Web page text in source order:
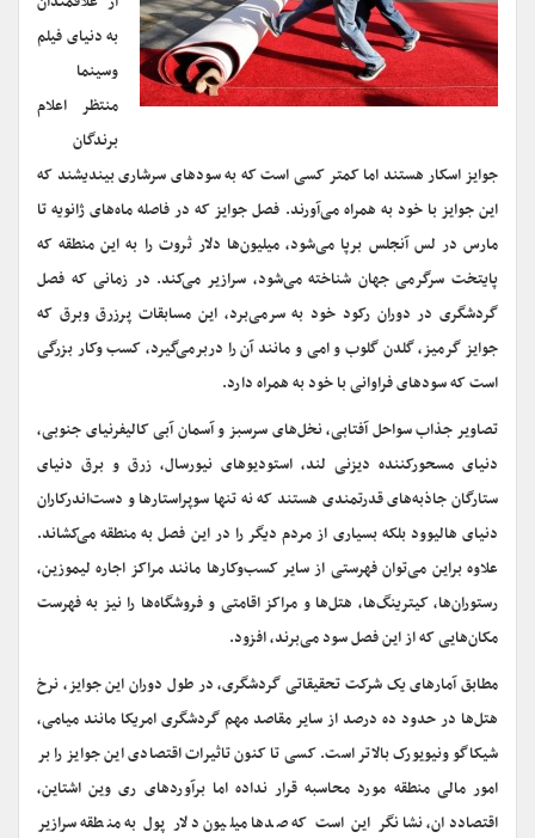
به دنیای فیلم
وسینما
منتظر اعلام
برندگان
جوایز اسکار هستند اما کمتر کسی است که به سودهای سرشاری بیندیشند که
این جوایز با خود به همراه می‌آورند. فصل جوایز که در فاصله ماه‌های ژانویه تا
مارس در لس آنجلس برپا می‌شود، میلیون‌ها دلار ثروت را به این منطقه که
پایتخت سرگرمی جهان شناخته می‌شود، سرازیر می‌کند. در زمانی که فصل
گردشگری در دوران رکود خود به سرمی‌برد، این مسابقات پرزرق وبرق که
جوایز گرمیز، گلدن گلوب و امی و مانند آن را دربرمی‌گیرد، کسب وکار بزرگی
است که سودهای فراوانی با خود به همراه دارد.
تصاویر جذاب سواحل آفتابی، نخل‌های سرسبز و آسمان آبی کالیفرنیای جنوبی،
دنیای مسحور‌کننده دیزنی لند، استودیوهای نیورسال، زرق و برق دنیای
ستارگان جاذبه‌های قدرتمندی هستند که نه تنها سوپراستارها و دست‌اندرکاران
دنیای هالیوود بلکه بسیاری از مردم دیگر را در این فصل به منطقه می‌کشاند.
علاوه براین می‌توان فهرستی از سایر کسب‌وکارها مانند مراکز اجاره لیموزین،
رستوران‌ها، کیترینگ‌ها، هتل‌ها و مراکز اقامتی و فروشگاه‌ها را نیز به فهرست
مکان‌هایی که از این فصل سود می‌برند، افزود.
مطابق آمارهای یک شرکت تحقیقاتی گردشگری، در طول دوران این جوایز، نرخ
هتل‌ها در حدود ده درصد از سایر مقاصد مهم گردشگری امریکا مانند میامی،
شیکاگو ونیویورک بالاتر است. کسی تا کنون تاثیرات اقتصادی این جوایز را بر
امور مالی منطقه مورد محاسبه قرار نداده اما برآوردهای ری وین اشتاین،
اقتصاددان، نشانگر این است که صدها میلیون دلار پول به منطقه سرازیر